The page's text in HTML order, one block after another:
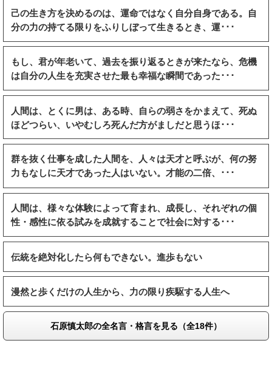
己の生き方を決めるのは、運命ではなく自分自身である。自
分の力の持てる限りをふりしぼって生きるとき、運･･･
もし、君が年老いて、過去を振り返るときが来たなら、危機
は自分の人生を充実させた最も幸福な瞬間であった･･･
人間は、とくに男は、ある時、自らの弱さをかまえて、死ぬ
ほどつらい、いやむしろ死んだ方がましだと思うほ･･･
群を抜く仕事を成した人間を、人々は天才と呼ぶが、何の努
力もなしに天才であった人はいない。才能の二倍、･･･
人間は、様々な体験によって育まれ、成長し、それぞれの個
性・感性に依る試みを成就することで社会に対する･･･
伝統を絶対化したら何もできない。進歩もない
漫然と歩くだけの人生から、力の限り疾駆する人生へ
石原慎太郎の全名言・格言を見る（全18件）